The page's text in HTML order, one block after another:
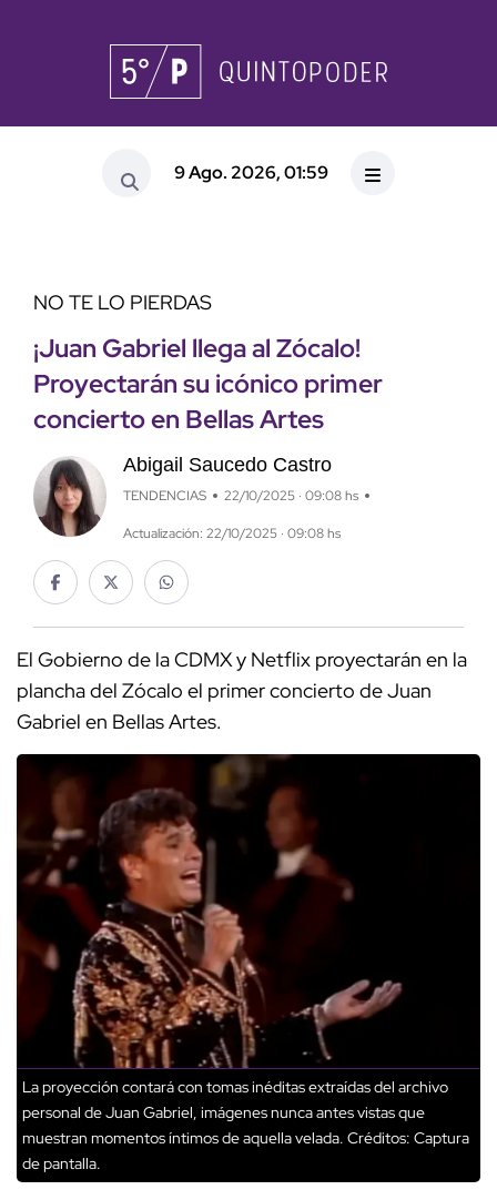
9 Ago. 2026, 01:59
NO TE LO PIERDAS
¡Juan Gabriel llega al Zócalo!
Proyectarán su icónico primer
concierto en Bellas Artes
Abigail Saucedo Castro
TENDENCIAS 22/10/2025 · 09:08 hs
Actualización: 22/10/2025 · 09:08 hs
El Gobierno de la CDMX y Netflix proyectarán en la
plancha del Zócalo el primer concierto de Juan
Gabriel en Bellas Artes.
La proyección contará con tomas inéditas extraídas del archivo
personal de Juan Gabriel, imágenes nunca antes vistas que
muestran momentos íntimos de aquella velada. Créditos: Captura
de pantalla.